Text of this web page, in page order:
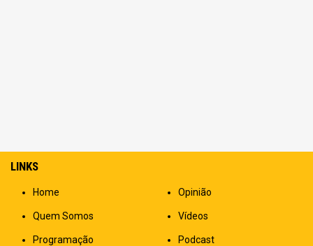
LINKS
Home
Quem Somos
Programação
Opinião
Vídeos
Podcast